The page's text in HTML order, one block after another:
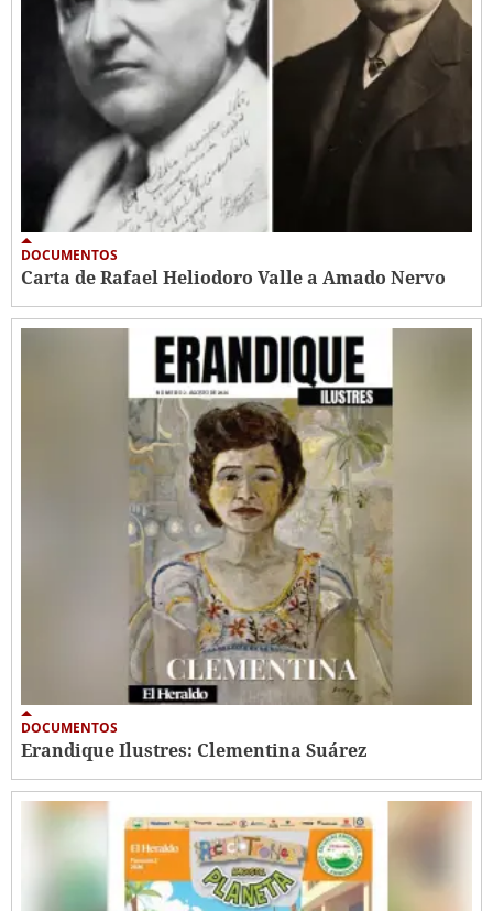
DOCUMENTOS
Carta de Rafael Heliodoro Valle a Amado Nervo
DOCUMENTOS
Erandique Ilustres: Clementina Suárez